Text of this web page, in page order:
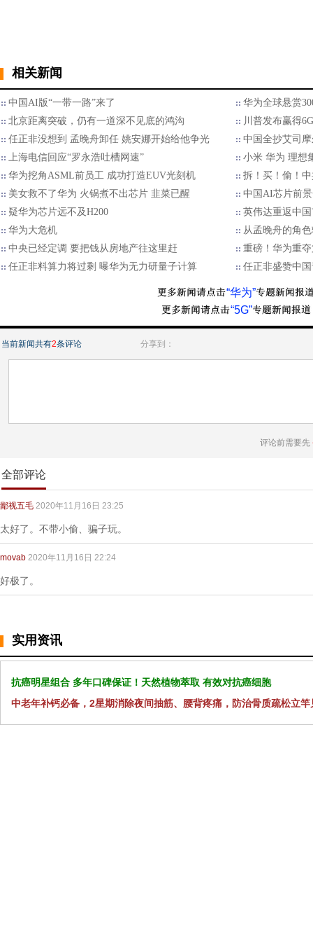
相关新闻
中国AI版“一带一路”来了
华为全球悬赏
北京距离突破，仍有一道深不见底的鸿沟
川普发布赢得
任正非没想到 孟晚舟卸任 姚安娜开始给他争光
中国全抄艾司
上海电信回应“罗永浩吐槽网速”
小米 华为 理想
华为挖角ASML前员工 成功打造EUV光刻机
拆！买！偷！
美女救不了华为 火锅煮不出芯片 韭菜已醒
中国AI芯片前
疑华为芯片远不及H200
英伟达重返中
华为大危机
从孟晚舟的角
中央已经定调 要把钱从房地产往这里赶
重磅！华为重
任正非料算力将过剩 曝华为无力研量子计算
任正非盛赞中
“华为”
“5G”
当前新闻共有2条评论 分享到：
评论前需要先
全部评论
鄙视五毛 2020年11月16日 23:25
太好了。不带小偷、骗子玩。
movab 2020年11月16日 22:24
好极了。
实用资讯
抗癌明星组合 多年口碑保证！天然植物萃取 有效对抗癌细胞
中老年补钙必备，2星期消除夜间抽筋、腰背疼痛，防治骨质疏松立竿